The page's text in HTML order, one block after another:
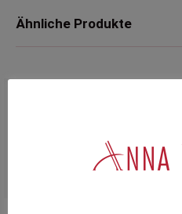
Ähnliche Produkte
Details